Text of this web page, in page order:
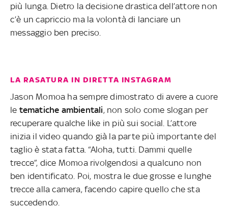
più lunga. Dietro la decisione drastica dell’attore non
c’è un capriccio ma la volontà di lanciare un
messaggio ben preciso.
LA RASATURA IN DIRETTA INSTAGRAM
Jason Momoa ha sempre dimostrato di avere a cuore
le tematiche ambientali, non solo come slogan per
recuperare qualche like in più sui social. L’attore
inizia il video quando già la parte più importante del
taglio è stata fatta. “Aloha, tutti. Dammi quelle
trecce”, dice Momoa rivolgendosi a qualcuno non
ben identificato. Poi, mostra le due grosse e lunghe
trecce alla camera, facendo capire quello che sta
succedendo.